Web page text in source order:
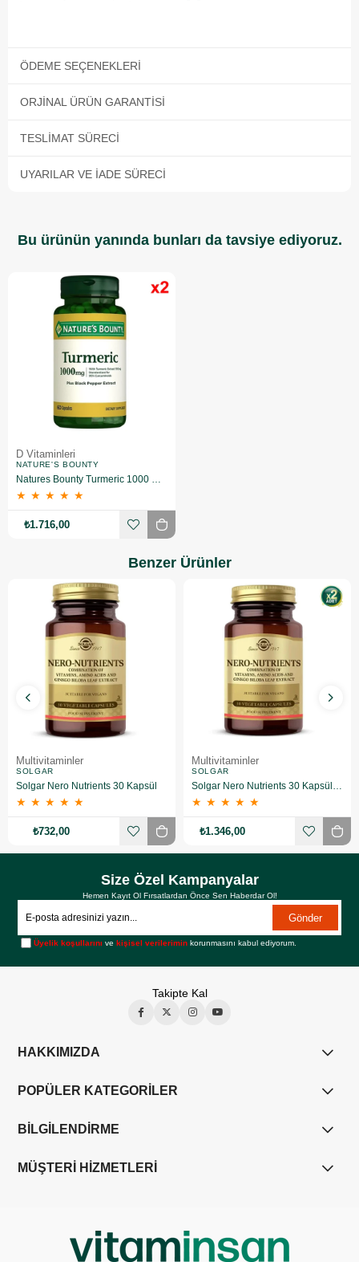
ÖDEME SEÇENEKLERI
ORJINAL ÜRÜN GARANTISI
TESLIMAT SÜRECI
UYARILAR VE İADE SÜRECI
Bu ürünün yanında bunları da tavsiye ediyoruz.
D Vitaminleri
NATURE'S BOUNTY
Natures Bounty Turmeric 1000 mg Plus Black Pepper 60 Kapsül 2 Adet
★ ★ ★ ★ ★
₺1.716,00
Benzer Ürünler
Multivitaminler
SOLGAR
Solgar Nero Nutrients 30 Kapsül
★ ★ ★ ★ ★
₺732,00
Multivitaminler
SOLGAR
Solgar Nero Nutrients 30 Kapsül 2 Adet
★ ★ ★ ★ ★
₺1.346,00
Size Özel Kampanyalar
Hemen Kayıt Ol Fırsatlardan Önce Sen Haberdar Ol!
Gönder
Üyelik koşullarını vekişisel verilerimin korunmasını kabul ediyorum.
Takipte Kal
HAKKIMIZDA
POPÜLER KATEGORİLER
BİLGİLENDİRME
MÜŞTERİ HİZMETLERİ